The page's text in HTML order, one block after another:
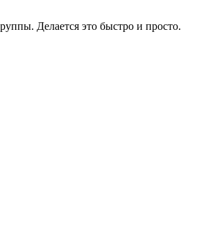
Делается это быстро и просто.